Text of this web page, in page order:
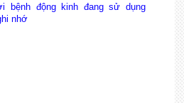
bệnh động kinh đang sử dụng
nhớ